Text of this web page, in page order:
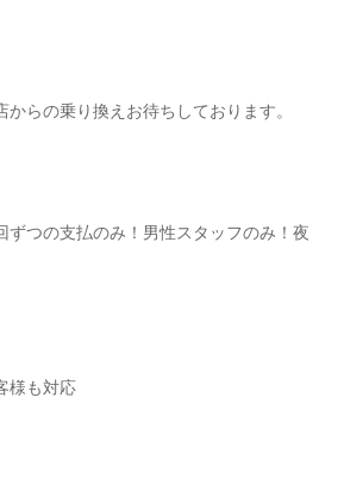
らの乗り換えお待ちしております。
つの支払のみ！男性スタッフのみ！夜
様も対応